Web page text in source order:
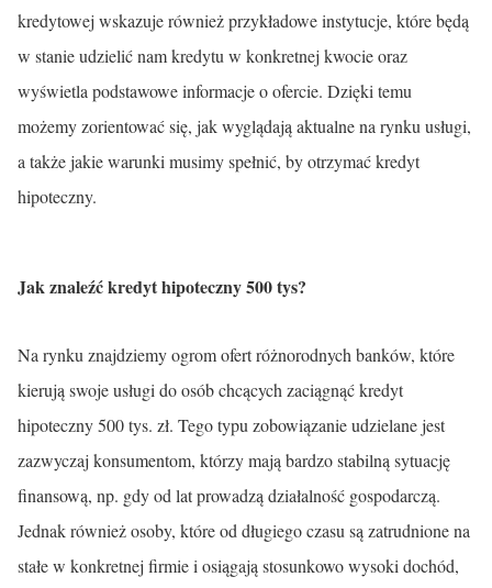
kredytowej wskazuje również przykładowe instytucje, które będą
w stanie udzielić nam kredytu w konkretnej kwocie oraz
wyświetla podstawowe informacje o ofercie. Dzięki temu
możemy zorientować się, jak wyglądają aktualne na rynku usługi,
a także jakie warunki musimy spełnić, by otrzymać kredyt
hipoteczny.
Jak znaleźć kredyt hipoteczny 500 tys?
Na rynku znajdziemy ogrom ofert różnorodnych banków, które
kierują swoje usługi do osób chcących zaciągnąć kredyt
hipoteczny 500 tys. zł. Tego typu zobowiązanie udzielane jest
zazwyczaj konsumentom, którzy mają bardzo stabilną sytuację
finansową, np. gdy od lat prowadzą działalność gospodarczą.
Jednak również osoby, które od długiego czasu są zatrudnione na
stałe w konkretnej firmie i osiągają stosunkowo wysoki dochód,